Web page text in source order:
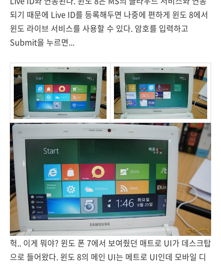
되기 때문에 Live ID를 등록해두면 나중에 편하게 윈도 8에서
윈도 라이브 서비스를 사용할 수 있다. 암호를 입력하고
Submit을 누르면...
헉.. 이게 뭐야? 윈도 폰 7에서 보여줬던 매트로 UI가 데스크탑
으로 들어왔다. 윈도 8의 메인 UI는 메트로 UI인데 모바일 디